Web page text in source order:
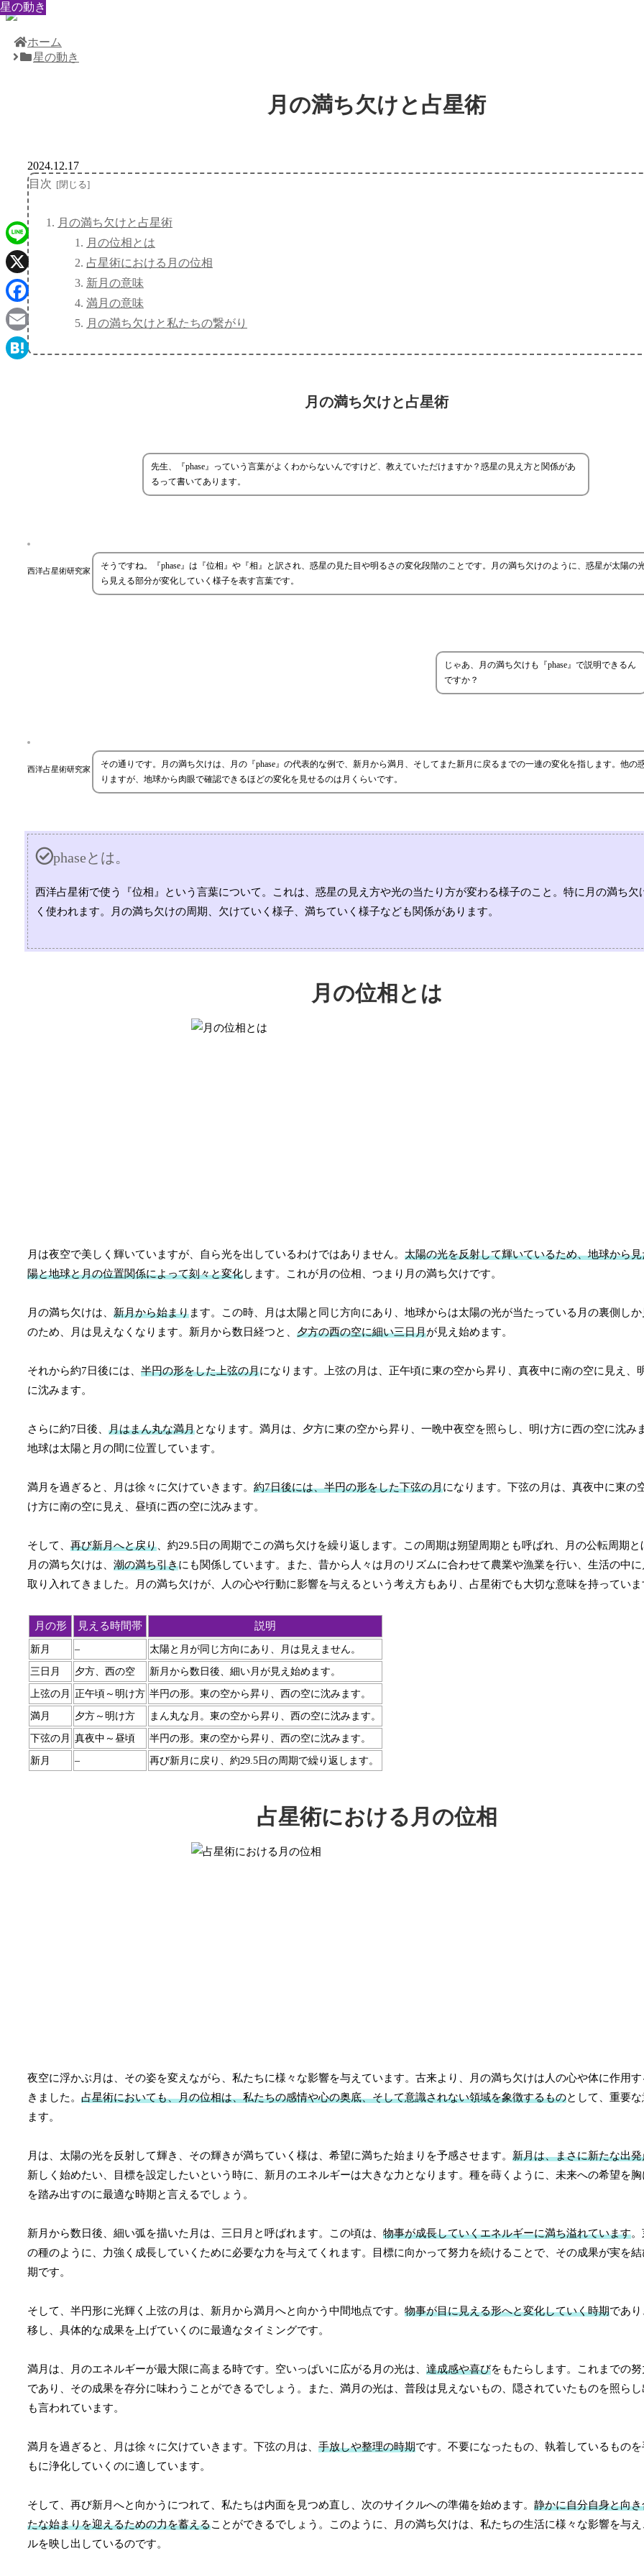
ホーム
星の動き
月の満ち欠けと占星術
星の動き
2024.12.17
目次
月の満ち欠けと占星術
月の位相とは
占星術における月の位相
新月の意味
満月の意味
月の満ち欠けと私たちの繋がり
月の満ち欠けと占星術
先生、『phase』っていう言葉がよくわからないんですけど、教えていただけますか？惑星の見え方と関係があ
るって書いてあります。
西洋占星術研究家
そうですね。『phase』は『位相』や『相』と訳され、惑星の見た目や明るさの変化段階のことです。月の満ち欠けのように、惑星が太陽の
ら見える部分が変化していく様子を表す言葉です。
じゃあ、月の満ち欠けも『phase』で説明できるん
ですか？
西洋占星術研究家
その通りです。月の満ち欠けは、月の『phase』の代表的な例で、新月から満月、そしてまた新月に戻るまでの一連の変化を指します。他の
りますが、地球から肉眼で確認できるほどの変化を見せるのは月くらいです。
phaseとは。
西洋占星術で使う『位相』という言葉について。これは、惑星の見え方や光の当たり方が変わる様子のこと。特に月の満ち欠
く使われます。月の満ち欠けの周期、欠けていく様子、満ちていく様子なども関係があります。
月の位相とは
月は夜空で美しく輝いていますが、自ら光を出しているわけではありません。 太陽の光を反射して輝いているため、地球から
陽と地球と月の位置関係によって刻々と変化します。これが月の位相、つまり月の満ち欠けです。
月の満ち欠けは、 新月から始まります。この時、月は太陽と同じ方向にあり、地球からは太陽の光が当たっている月の裏側し
のため、月は見えなくなります。新月から数日経つと、 夕方の西の空に細い三日月が見え始めます。
それから約7日後には、 半円の形をした上弦の月になります。上弦の月は、正午頃に東の空から昇り、真夜中に南の空に見え、
に沈みます。
さらに約7日後、 月はまん丸な満月となります。満月は、夕方に東の空から昇り、一晩中夜空を照らし、明け方に西の空に沈み
地球は太陽と月の間に位置しています。
満月を過ぎると、月は徐々に欠けていきます。 約7日後には、半円の形をした下弦の月になります。下弦の月は、真夜中に東の
け方に南の空に見え、昼頃に西の空に沈みます。
そして、 再び新月へと戻り 、約29.5日の周期でこの満ち欠けを繰り返します。この周期は朔望周期とも呼ばれ、月の公転周期と
月の満ち欠けは、 潮の満ち引きにも関係しています。また、昔から人々は月のリズムに合わせて農業や漁業を行い、生活の中
取り入れてきました。月の満ち欠けが、人の心や行動に影響を与えるという考え方もあり、占星術でも大切な意味を持っていま
月の形 見える時間帯 説明
新月 – 太陽と月が同じ方向にあり、月は見えません。
三日月 夕方、西の空 新月から数日後、細い月が見え始めます。
上弦の月 正午頃～明け方 半円の形。東の空から昇り、西の空に沈みます。
満月 夕方～明け方 まん丸な月。東の空から昇り、西の空に沈みます。
下弦の月 真夜中～昼頃 半円の形。東の空から昇り、西の空に沈みます。
新月 – 再び新月に戻り、約29.5日の周期で繰り返します。
占星術における月の位相
夜空に浮かぶ月は、その姿を変えながら、私たちに様々な影響を与えています。古来より、月の満ち欠けは人の心や体に作用
きました。 占星術においても、月の位相は、私たちの感情や心の奥底、そして意識されない領域を象徴するものとして、重要
ます。
月は、太陽の光を反射して輝き、その輝きが満ちていく様は、希望に満ちた始まりを予感させます。 新月は、まさに新たな出発
新しく始めたい、目標を設定したいという時に、新月のエネルギーは大きな力となります。種を蒔くように、未来への希望を
を踏み出すのに最適な時期と言えるでしょう。
新月から数日後、細い弧を描いた月は、三日月と呼ばれます。この頃は、 物事が成長していくエネルギーに満ち溢れています
の種のように、力強く成長していくために必要な力を与えてくれます。目標に向かって努力を続けることで、その成果が実を
期です。
そして、半円形に光輝く上弦の月は、新月から満月へと向かう中間地点です。 物事が目に見える形へと変化していく時期であ
移し、具体的な成果を上げていくのに最適なタイミングです。
満月は、月のエネルギーが最大限に高まる時です。空いっぱいに広がる月の光は、 達成感や喜びをもたらします。これまでの
であり、その成果を存分に味わうことができるでしょう。また、満月の光は、普段は見えないもの、隠されていたものを照らし
も言われています。
満月を過ぎると、月は徐々に欠けていきます。下弦の月は、 手放しや整理の時期です。不要になったもの、執着しているものを
もに浄化していくのに適しています。
そして、再び新月へと向かうにつれて、私たちは内面を見つめ直し、次のサイクルへの準備を始めます。 静かに自分自身と向
たな始まりを迎えるための力を蓄えることができるでしょう。このように、月の満ち欠けは、私たちの生活に様々な影響を与
ルを映し出しているのです。
星の動き
星の動き
星の動き
星の動き
星の動き
星の動き
星の動き
星の動き
Line
X
Facebook
Email